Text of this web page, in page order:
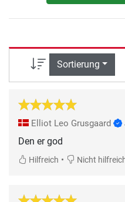
Sortierung
Elliot Leo Grusgaard
Den er god
Hilfreich • Nicht